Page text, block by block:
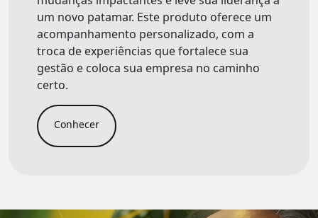
um novo patamar. Este produto oferece um
acompanhamento personalizado, com a
troca de experiências que fortalece sua
gestão e coloca sua empresa no caminho
certo.
Conhecer